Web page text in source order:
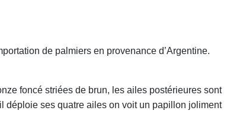
de palmiers en provenance d’Argentine.
foncé striées de brun, les ailes postérieures sont
déploie ses quatre ailes on voit un papillon joliment